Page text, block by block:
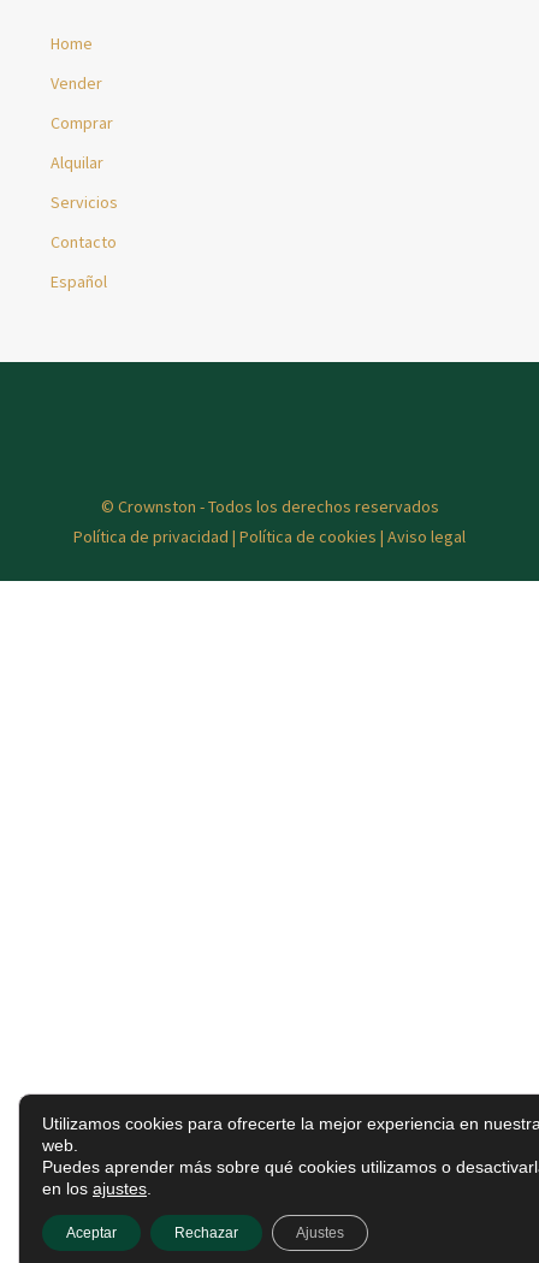
Home
Vender
Comprar
Alquilar
Servicios
Contacto
Español
© Crownston - Todos los derechos reservados
Política de privacidad | Política de cookies | Aviso legal
Utilizamos cookies para ofrecerte la mejor experiencia en
web.
Puedes aprender más sobre qué cookies utilizamos o
en los ajustes
Aceptar Rechazar Ajustes